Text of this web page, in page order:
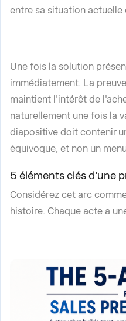
entre sa situation actuelle
Une fois la solution
immédiatement. La
maintient l'intérêt de
naturellement une fois la
diapositive doit contenir
équivoque, et non un
5 éléments clés d'une
Considérez cet arc
histoire. Chaque acte a